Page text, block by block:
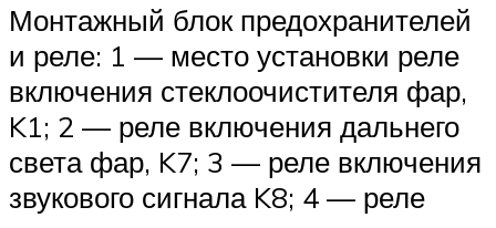
Монтажный блок предохранителей
и реле: 1 — место установки реле
включе­ния стеклоочистителя фар,
K1; 2 — реле включения дальнего
света фар, K7; 3 — реле включения
звукового сигнала K8; 4 — реле